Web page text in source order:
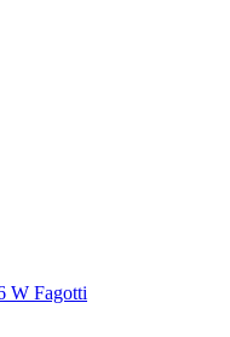
W Fagotti